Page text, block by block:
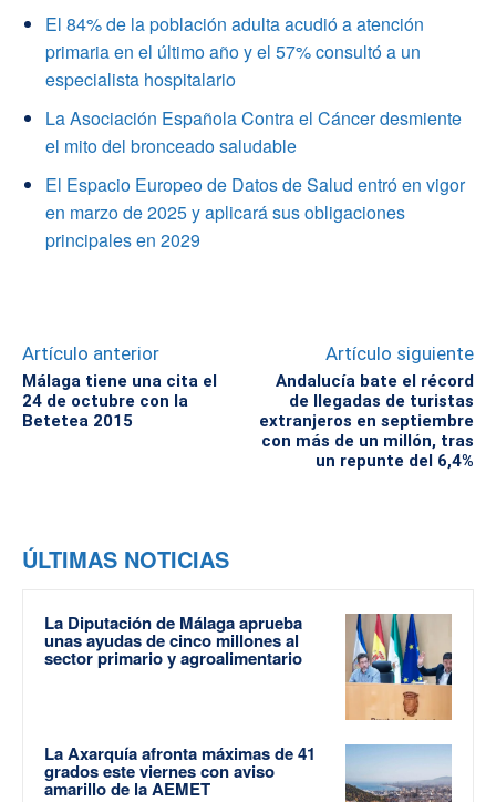
El 84% de la población adulta acudió a atención
primaria en el último año y el 57% consultó a un
especialista hospitalario
La Asociación Española Contra el Cáncer desmiente
el mito del bronceado saludable
El Espacio Europeo de Datos de Salud entró en vigor
en marzo de 2025 y aplicará sus obligaciones
principales en 2029
Artículo anterior
Málaga tiene una cita el
24 de octubre con la
Betetea 2015
Artículo siguiente
Andalucía bate el récord
de llegadas de turistas
extranjeros en septiembre
con más de un millón, tras
un repunte del 6,4%
ÚLTIMAS NOTICIAS
La Diputación de Málaga aprueba
unas ayudas de cinco millones al
sector primario y agroalimentario
La Axarquía afronta máximas de 41
grados este viernes con aviso
amarillo de la AEMET